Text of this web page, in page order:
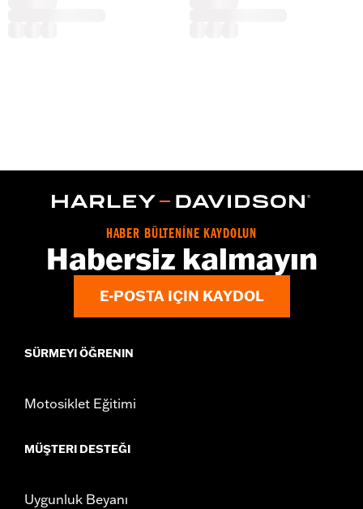
HABER BÜLTENİNE KAYDOLUN
Habersiz kalmayın
E-POSTA IÇIN KAYDOL
SÜRMEYI ÖĞRENIN
Motosiklet Eğitimi
MÜŞTERI DESTEĞI
Uygunluk Beyanı